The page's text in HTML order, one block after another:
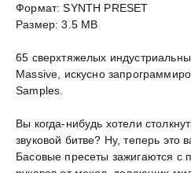
Формат: SYNTH PRESET
Размер: 3.5 MB
65 сверхтяжелых
Massive, искусно
Samples.
Вы когда-нибудь хотели
звуковой битве? Ну, теперь это
Басовые пресеты зажигаются